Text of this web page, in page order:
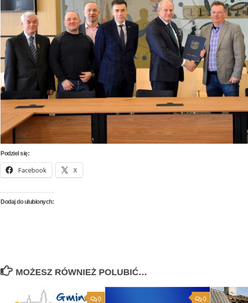
Podziel się:
Facebook X
Dodaj do ulubionych:
MOŻESZ RÓWNIEŻ POLUBIĆ…
0 0